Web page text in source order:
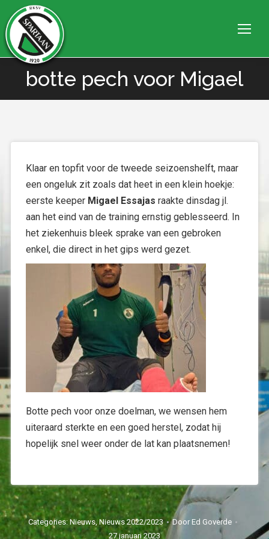
botte pech voor Migael
Je bent hier:
Klaar en topfit voor de tweede seizoenshelft, maar
een ongeluk zit zoals dat heet in een klein hoekje:
eerste keeper Migael Essajas raakte dinsdag jl.
aan het eind van de training ernstig geblesseerd. In
het ziekenhuis bleek sprake van een gebroken
enkel, die direct in het gips werd gezet.
Botte pech voor onze doelman, we wensen hem
uiteraard sterkte en een goed herstel, zodat hij
hopelijk snel weer onder de lat kan plaatsnemen!
Categories: Nieuws, Nieuws 2022/2023 Door Ed Goverde
27 januari 2023